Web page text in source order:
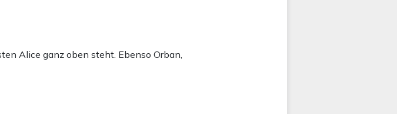
Alice ganz oben steht. Ebenso Orban,